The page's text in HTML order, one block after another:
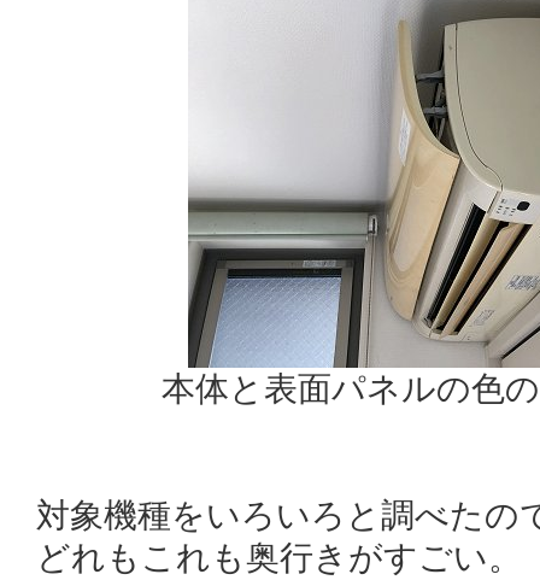
本体と表面パネルの色
対象機種をいろいろと調べたの
どれもこれも奥行きがすごい。